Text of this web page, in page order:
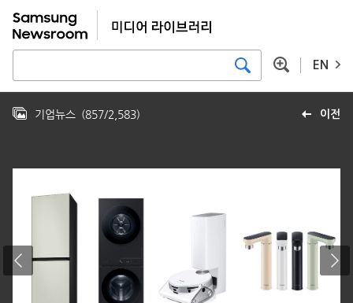
EN
이전
기업뉴스 (857/2,583)